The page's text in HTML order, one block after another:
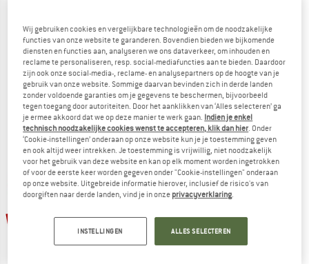
SEA TO SUMMIT
Silk Blend Sleeping Bag Liner Mummy
Reisslaapzak
€ 109,95€ 93,46
5,0(3)
COCOON
MummyLiner Silk
Reisslaapzak
€ 109,95 € 91,26
4,6(34)
Wij gebruiken cookies en vergelijkbare technologieën om de noodzakelijke
functies van onze website te garanderen. Bovendien bieden we bijkomende
diensten en functies aan, analyseren we ons dataverkeer, om inhouden en
reclame te personaliseren, resp. social-mediafuncties aan te bieden. Daardoor
zijn ook onze social-media-, reclame- en analysepartners op de hoogte van je
gebruik van onze website. Sommige daarvan bevinden zich in derde landen
zonder voldoende garanties om je gegevens te beschermen, bijvoorbeeld
tegen toegang door autoriteiten. Door het aanklikken van ‘Alles selecteren’ ga
je ermee akkoord dat we op deze manier te werk gaan. Indien je enkel
technisch noodzakelijke cookies wenst te accepteren, klik dan hier. Onder
‘Cookie-instellingen’ onderaan op onze website kun je je toestemming geven
en ook altijd weer intrekken. Je toestemming is vrijwillig, niet noodzakelijk
voor het gebruik van deze website en kan op elk moment worden ingetrokken
of voor de eerste keer worden gegeven onder "Cookie-instellingen" onderaan
op onze website. Uitgebreide informatie hierover, inclusief de risico's van
doorgiften naar derde landen, vind je in onze privacyverklaring.
INSTELLINGEN ALLES SELECTEREN